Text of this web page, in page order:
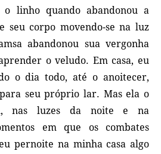
o linho quando abandonou a
seu corpo movendo‑se na luz
abandonou sua vergonha
o veludo. Em casa, eu
o dia todo, até o anoitecer,
seu próprio lar. Mas ela o
nas luzes da noite e na
em que os combates
pernoite na minha casa algo